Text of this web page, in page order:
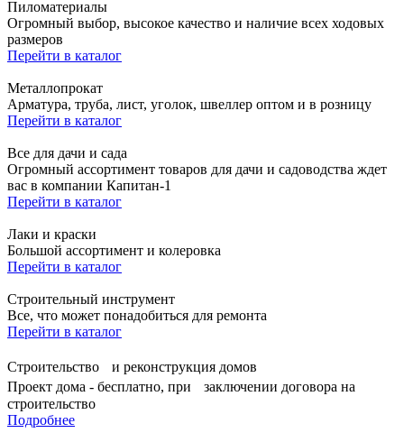
Пиломатериалы
Огромный выбор, высокое качество и наличие всех ходовых
размеров
Перейти в каталог
Металлопрокат
Арматура, труба, лист, уголок, швеллер оптом и в розницу
Перейти в каталог
Все для дачи и сада
Огромный ассортимент товаров для дачи и садоводства ждет
вас в компании Капитан-1
Перейти в каталог
Лаки и краски
Большой ассортимент и колеровка
Перейти в каталог
Строительный инструмент
Все, что может понадобиться для ремонта
Перейти в каталог
Строительство и реконструкция домов
Проект дома - бесплатно, при заключении договора на
строительство
Подробнее